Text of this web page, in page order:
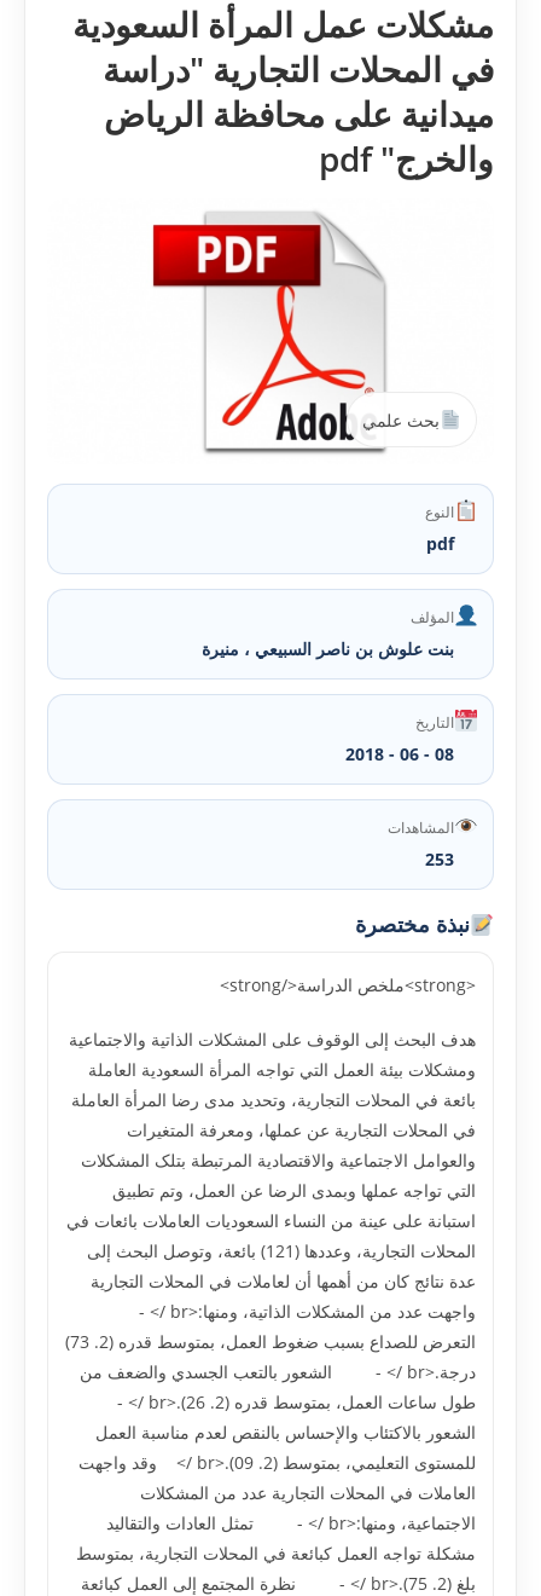
مشکلات عمل المرأة السعودية
في المحلات التجارية "دراسة
ميدانية على محافظة الرياض
والخرج" pdf
بحث علمي
النوع
pdf
المؤلف
ﺑﻨﺖ ﻋﻠﻮش ﺑﻦ ﻧﺎﺻﺮ اﻟﺴﺒﻴﻌﻲ ، ﻣﻨﻴﺮة
التاريخ
08 - 06 - 2018
المشاهدات
253
نبذة مختصرة
<strong>ملخص الدراسة</strong>
هدف البحث إلى الوقوف على المشکلات الذاتية والاجتماعية
ومشکلات بيئة العمل التي تواجه المرأة السعودية العاملة
بائعة في المحلات التجارية، وتحديد مدى رضا المرأة العاملة
في المحلات التجارية عن عملها، ومعرفة المتغيرات
والعوامل الاجتماعية والاقتصادية المرتبطة بتلک المشکلات
التي تواجه عملها وبمدى الرضا عن العمل، وتم تطبيق
استبانة على عينة من النساء السعوديات العاملات بائعات في
المحلات التجارية، وعددها (121) بائعة، وتوصل البحث إلى
عدة نتائج کان من أهمها أن لعاملات في المحلات التجارية
واجهت عدد من المشکلات الذاتية، ومنها:<br /> -
التعرض للصداع بسبب ضغوط العمل، بمتوسط قدره (2. 73)
درجة.<br /> - الشعور بالتعب الجسدي والضعف من
طول ساعات العمل، بمتوسط قدره (2. 26).<br /> -
الشعور بالاکتئاب والإحساس بالنقص لعدم مناسبة العمل
للمستوى التعليمي، بمتوسط (2. 09).<br /> وقد واجهت
العاملات في المحلات التجارية عدد من المشکلات
الاجتماعية، ومنها:<br /> - تمثل العادات والتقاليد
مشکلة تواجه العمل کبائعة في المحلات التجارية، بمتوسط
بلغ (2. 75).<br /> - نظرة المجتمع إلى العمل کبائعة